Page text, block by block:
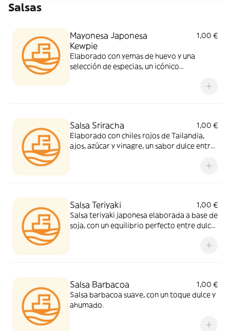
Salsas
Mayonesa Japonesa
Kewpie
1,00 €
Elaborado con yemas de huevo y una
selección de especias, un icónico
Salsa Sriracha
1,00 €
Elaborado con chiles rojos de Tailandia,
ajos, azúcar y vinagre, un sabor dulce entre
Salsa Teriyaki
1,00 €
Salsa teriyaki japonesa elaborada a base de
soja, con un equilibrio perfecto entre dulce
Salsa Barbacoa
1,00 €
Salsa barbacoa suave, con un toque dulce y
ahumado.